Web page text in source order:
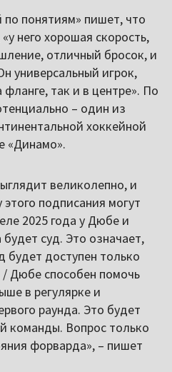
по понятиям» пишет, что
него хорошая скорость,
отличный бросок, и
универсальный игрок,
фланге, так и в центре». По
– один из
хоккейной
«Динамо».
великолепно, и
подписания могут
2025 года у Дюбе и
суд. Это означает,
доступен только
Дюбе способен помочь
в регулярке и
раунда. Это будет
команды. Вопрос только
форварда», – пишет